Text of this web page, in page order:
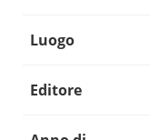
Luogo
Editore